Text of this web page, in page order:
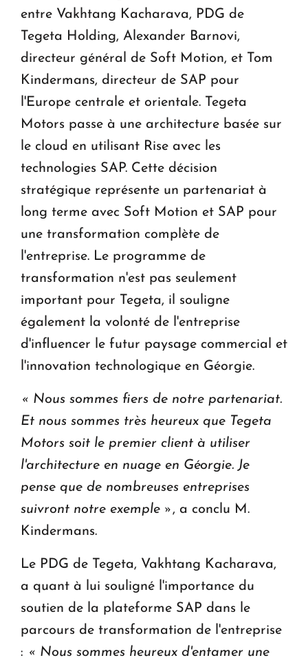
entre Vakhtang Kacharava, PDG de
Tegeta Holding, Alexander Barnovi,
directeur général de Soft Motion, et Tom
Kindermans, directeur de SAP pour
l'Europe centrale et orientale. Tegeta
Motors passe à une architecture basée sur
le cloud en utilisant Rise avec les
technologies SAP. Cette décision
stratégique représente un partenariat à
long terme avec Soft Motion et SAP pour
une transformation complète de
l'entreprise. Le programme de
transformation n'est pas seulement
important pour Tegeta, il souligne
également la volonté de l'entreprise
d'influencer le futur paysage commercial et
l'innovation technologique en Géorgie.
« Nous sommes fiers de notre partenariat.
Et nous sommes très heureux que Tegeta
Motors soit le premier client à utiliser
l'architecture en nuage en Géorgie. Je
pense que de nombreuses entreprises
suivront notre exemple » , a conclu M.
Kindermans.
Le PDG de Tegeta, Vakhtang Kacharava,
a quant à lui souligné l'importance du
soutien de la plateforme SAP dans le
parcours de transformation de l'entreprise
: « Nous sommes heureux d'entamer une